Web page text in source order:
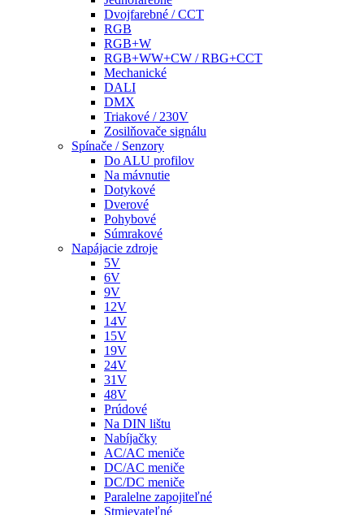
Dvojfarebné / CCT
RGB
RGB+W
RGB+WW+CW / RBG+CCT
Mechanické
DALI
DMX
Triakové / 230V
Zosilňovače signálu
Spínače / Senzory
Do ALU profilov
Na mávnutie
Dotykové
Dverové
Pohybové
Súmrakové
Napájacie zdroje
5V
6V
9V
12V
14V
15V
19V
24V
31V
48V
Prúdové
Na DIN lištu
Nabíjačky
AC/AC meniče
DC/AC meniče
DC/DC meniče
Paralelne zapojiteľné
Stmievateľné